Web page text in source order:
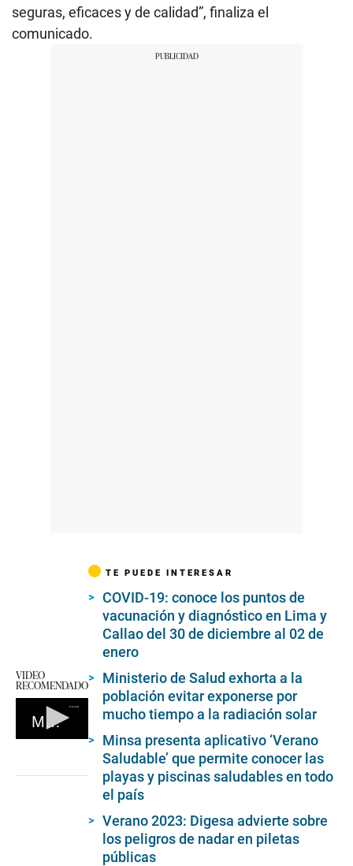
seguras, eficaces y de calidad”, finaliza el
comunicado.
VIDEO
RECOMENDADO
Mensaje a la Nación de Dina Boluarte
TE PUEDE INTERESAR
COVID-19: conoce los puntos de
vacunación y diagnóstico en Lima y
Callao del 30 de diciembre al 02 de
enero
Ministerio de Salud exhorta a la
población evitar exponerse por
mucho tiempo a la radiación solar
Minsa presenta aplicativo ‘Verano
Saludable’ que permite conocer las
playas y piscinas saludables en todo
el país
Verano 2023: Digesa advierte sobre
los peligros de nadar en piletas
públicas